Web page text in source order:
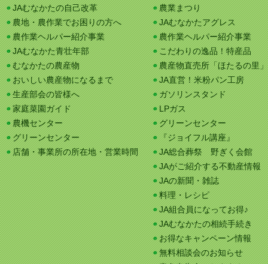
JAむなかたの自己改革
農地・農作業でお困りの方へ
農作業ヘルパー紹介事業
JAむなかた青壮年部
むなかたの農産物
おいしい農産物になるまで
生産部会の皆様へ
家庭菜園ガイド
農機センター
グリーンセンター
店舗・事業所の所在地・営業時間
農業まつり
JAむなかたアグレス
農作業ヘルパー紹介事業
こだわりの逸品！特産品
農産物直売所「ほたるの里」
JA直営！米粉パン工房
ガソリンスタンド
LPガス
グリーンセンター
『ジョイフル講座』
JA総合葬祭 野ぎく会館
JAがご紹介する不動産情報
JAの新聞・雑誌
料理・レシピ
JA組合員になってお得♪
JAむなかたの相続手続き
お得なキャンペーン情報
無料相談会のお知らせ